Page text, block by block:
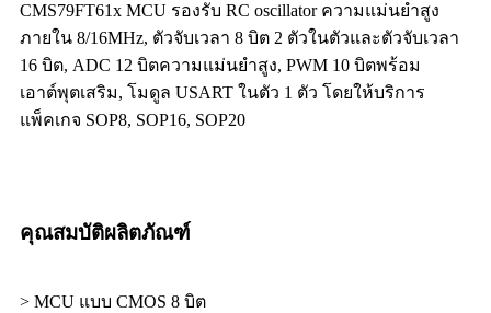
CMS79FT61x MCU รองรับ RC oscillator ความแม่นยำสูง
ภายใน 8/16MHz, ตัวจับเวลา 8 บิต 2 ตัวในตัวและตัวจับเวลา
16 บิต, ADC 12 บิตความแม่นยำสูง, PWM 10 บิตพร้อม
เอาต์พุตเสริม, โมดูล USART ในตัว 1 ตัว โดยให้บริการ
แพ็คเกจ SOP8, SOP16, SOP20
คุณสมบัติผลิตภัณฑ์
> MCU แบบ CMOS 8 บิต